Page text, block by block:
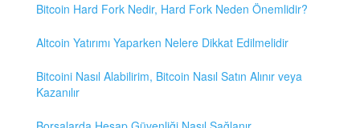
Bitcoin Hard Fork Nedir, Hard Fork Neden Önemlidir?
Altcoin Yatırımı Yaparken Nelere Dikkat Edilmelidir
Bitcoini Nasıl Alabilirim, Bitcoin Nasıl Satın Alınır veya
Kazanılır